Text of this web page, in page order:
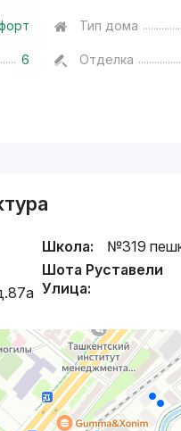
Тип дома
6 Отделка
Школа:
№319
Шота Руставели
Улица: